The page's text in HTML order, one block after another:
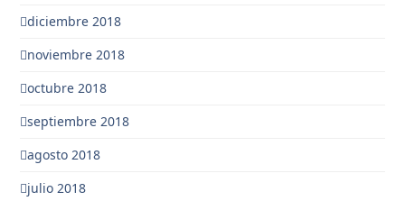
diciembre 2018
noviembre 2018
octubre 2018
septiembre 2018
agosto 2018
julio 2018